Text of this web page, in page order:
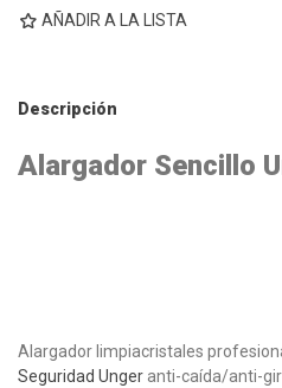
AÑADIR A LA LISTA
Descripción
Alargador Sencillo
Alargador limpiacristales
Seguridad Unger anti-caída/anti-